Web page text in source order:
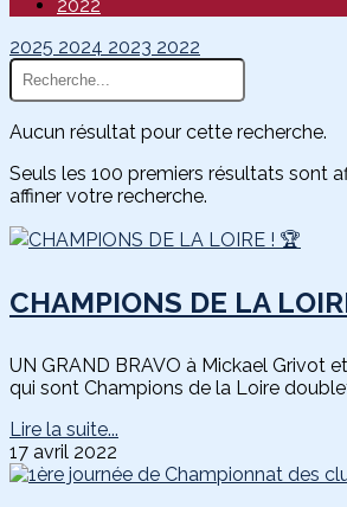
2022
2025 2024 2023 2022
Aucun résultat pour cette recherche.
Seuls les 100 premiers résultats sont
affiner votre recherche.
CHAMPIONS DE LA
UN GRAND BRAVO à Mickael Grivot
qui sont Champions de la Loire
Lire la suite...
17 avril 2022